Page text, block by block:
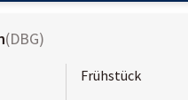
(DBG)
Frühstück